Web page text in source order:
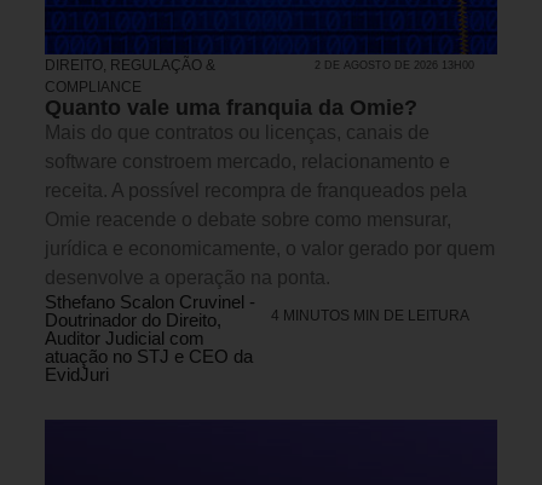
DIREITO, REGULAÇÃO &
COMPLIANCE
2 DE AGOSTO DE 2026 13H00
Quanto vale uma franquia da Omie?
Mais do que contratos ou licenças, canais de
software constroem mercado, relacionamento e
receita. A possível recompra de franqueados pela
Omie reacende o debate sobre como mensurar,
jurídica e economicamente, o valor gerado por quem
desenvolve a operação na ponta.
Sthefano Scalon Cruvinel -
Doutrinador do Direito,
Auditor Judicial com
atuação no STJ e CEO da
EvidJuri
4 MINUTOS MIN DE LEITURA